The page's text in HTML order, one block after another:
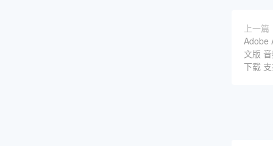
上一篇
Adobe
文版
下载